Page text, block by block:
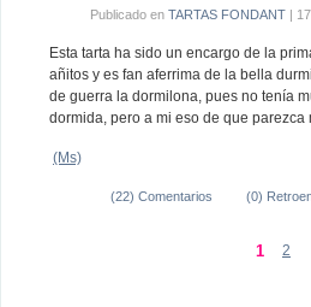
Publicado en TARTAS FONDANT|
Esta tarta ha sido un encargo de la
añitos y es fan aferrima de la bella
de guerra la dormilona, pues no tenía
dormida, pero a mi eso de que
(Ms)
(22) Comentarios (0)
1 2